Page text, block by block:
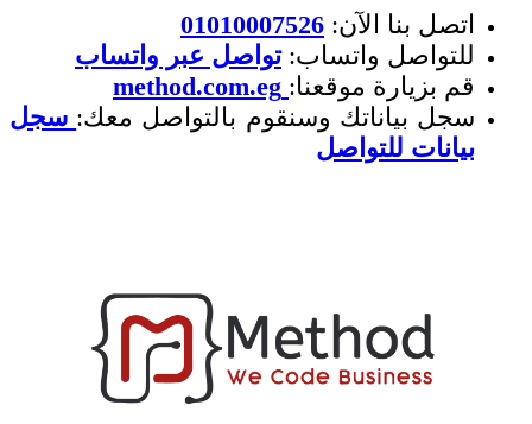
اتصل بنا الآن: 01010007526
للتواصل واتساب:تواصل عبر واتساب
قم بزيارة موقعنا:
سجل بياناتك وسنقوم بالتواصل معك: سجل
بيانات للتواصل